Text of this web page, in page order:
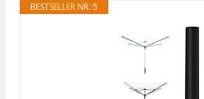
BESTSELLER NR. 5